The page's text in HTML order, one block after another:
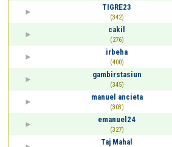
TIGRE23
(342)
cakil
(276)
irbeha
(400)
gambirstasiun
(345)
manuel ancieta
(303)
emanuel24
(327)
Taj Mahal